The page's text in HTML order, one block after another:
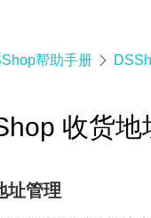
帮助手册 
收货地
址管理